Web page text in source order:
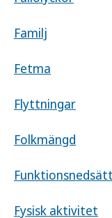
Familj
Fetma
Flyttningar
Folkmängd
Fysisk aktivitet